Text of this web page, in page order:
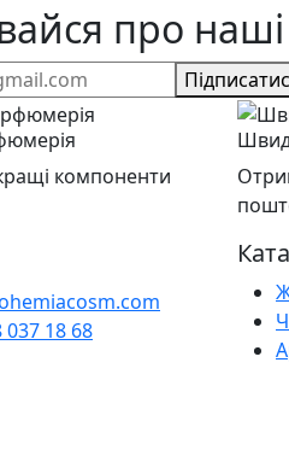
про
компоненти
037 18 68